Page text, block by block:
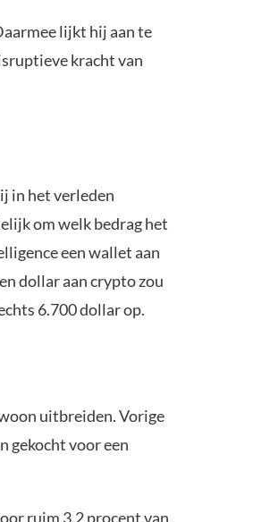
lijkt hij aan te
kracht van
in het verleden
om welk bedrag het
een wallet aan
dollar aan crypto zou
6.700 dollar op.
uitbreiden. Vorige
gekocht voor een
ruim 3,2 procent van